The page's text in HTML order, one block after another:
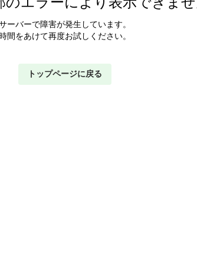
ーバーで障害が発生しています。
時間をあけて再度お試しください。
トップページに戻る